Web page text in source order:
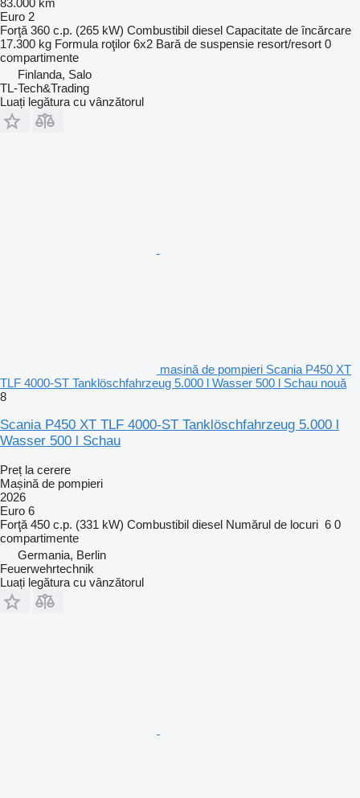
83.000 km
Euro 2
Forţă 360 c.p. (265 kW) Combustibil diesel Capacitate de încărcare
17.300 kg Formula roţilor 6x2 Bară de suspensie resort/resort 0
compartimente
Finlanda, Salo
TL-Tech&Trading
Luați legătura cu vânzătorul
mașină de pompieri Scania P450 XT
TLF 4000-ST Tanklöschfahrzeug 5.000 l Wasser 500 l Schau nouă
8
Scania P450 XT TLF 4000-ST Tanklöschfahrzeug 5.000 l
Wasser 500 l Schau
Preț la cerere
Mașină de pompieri
2026
Euro 6
Forţă 450 c.p. (331 kW) Combustibil diesel Numărul de locuri 6 0
compartimente
Germania, Berlin
Feuerwehrtechnik
Luați legătura cu vânzătorul